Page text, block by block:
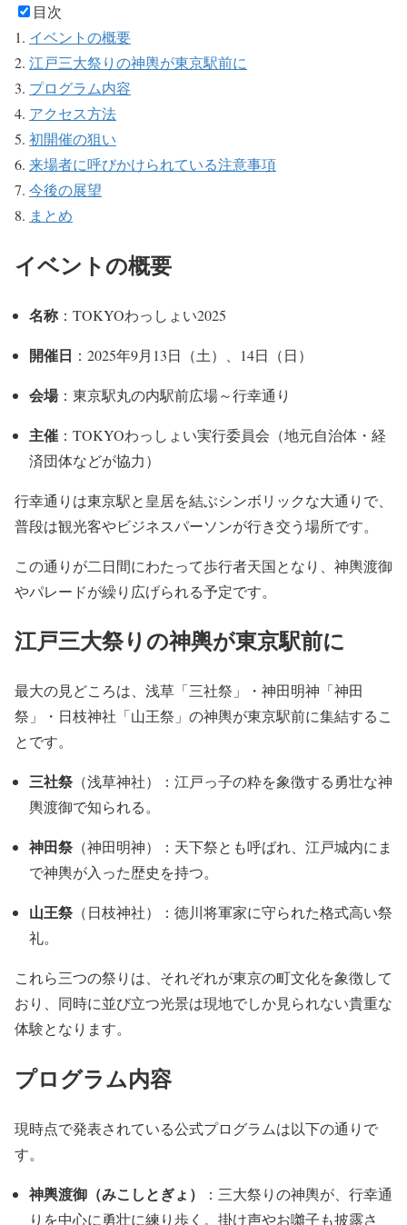
目次
イベントの概要
江戸三大祭りの神輿が東京駅前に
プログラム内容
アクセス方法
初開催の狙い
来場者に呼びかけられている注意事項
今後の展望
まとめ
イベントの概要
名称 ：TOKYOわっしょい2025
開催日 ：2025年9月13日（土）、14日（日）
会場：東京駅丸の内駅前広場～行幸通り
主催 ：TOKYOわっしょい実行委員会（地元自治体・経
済団体などが協力）
行幸通りは東京駅と皇居を結ぶシンボリックな大通りで、
普段は観光客やビジネスパーソンが行き交う場所です。
この通りが二日間にわたって歩行者天国となり、神輿渡御
やパレードが繰り広げられる予定です。
江戸三大祭りの神輿が東京駅前に
最大の見どころは、浅草「三社祭」・神田明神「神田
祭」・日枝神社「山王祭」の神輿が東京駅前に集結するこ
とです。
三社祭 （浅草神社）：江戸っ子の粋を象徴する勇壮な神
輿渡御で知られる。
神田祭 （神田明神）：天下祭とも呼ばれ、江戸城内にま
で神輿が入った歴史を持つ。
山王祭 （日枝神社）：徳川将軍家に守られた格式高い祭
礼。
これら三つの祭りは、それぞれが東京の町文化を象徴して
おり、同時に並び立つ光景は現地でしか見られない貴重な
体験となります。
プログラム内容
現時点で発表されている公式プログラムは以下の通りで
す。
神輿渡御（みこしとぎょ）
：三大祭りの神輿が、行幸通
りを中心に勇壮に練り歩く。掛け声やお囃子も披露さ